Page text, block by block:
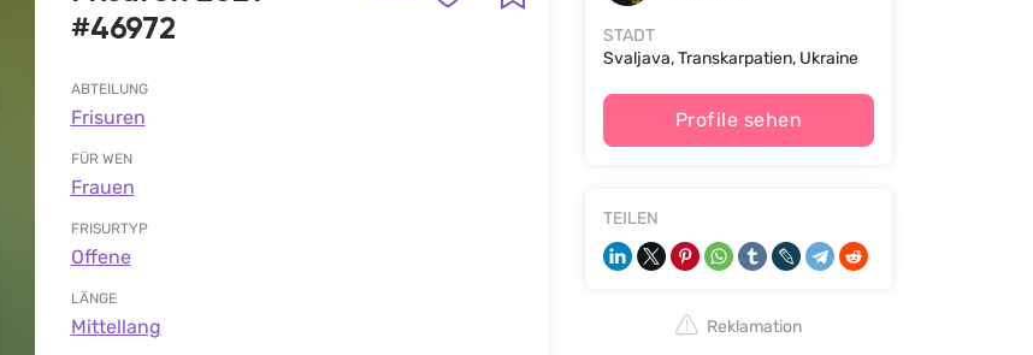
#46972
ABTEILUNG
Frisuren
FÜR WEN
Frauen
FRISURTYP
Offene
LÄNGE
Mittellang
STADT
Svaljava, Transkarpatien, Ukraine
Profile sehen
TEILEN
Reklamation